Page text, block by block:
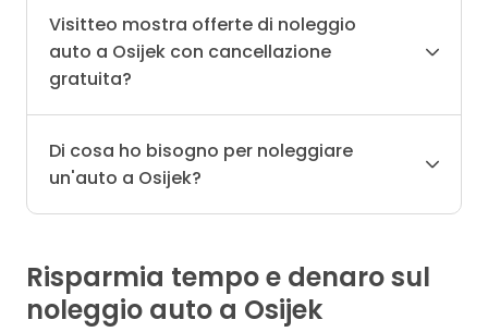
Visitteo mostra offerte di noleggio
auto a Osijek con cancellazione
gratuita?
Di cosa ho bisogno per noleggiare
un'auto a Osijek?
Risparmia tempo e denaro sul
noleggio auto a Osijek